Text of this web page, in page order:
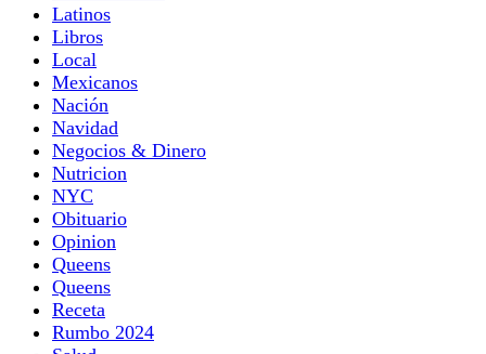
Latinos
Libros
Local
Mexicanos
Nación
Navidad
Negocios & Dinero
Nutricion
NYC
Obituario
Opinion
Queens
Queens
Receta
Rumbo 2024